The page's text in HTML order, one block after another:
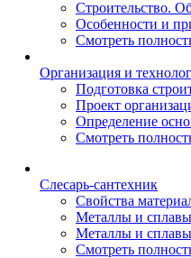
Строительство.
Особенности и
Смотреть
Организация и
Подготовка
Проект
Определение
Смотреть
Слесарь-сантехник
Свойства
Металлы и
Металлы и
Смотреть